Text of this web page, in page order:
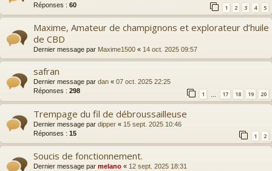
Réponses : 60 1 2 3 4 5
Maxime, Amateur de champignons et explorateur d’huile
de CBD
Dernier message par Maxime1500 « 14 oct. 2025 09:57
safran
Dernier message par dan « 07 oct. 2025 22:25
Réponses : 298 1 17 18 19 20
Trempage du fil de débroussailleuse
Dernier message par dipper « 15 sept. 2025 10:46
Réponses : 15 1 2
Soucis de fonctionnement.
Dernier message par melano « 12 sept. 2025 18:31